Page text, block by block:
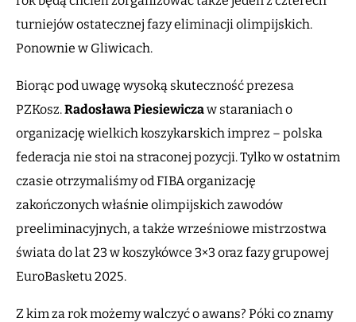
turniejów ostatecznej fazy eliminacji olimpijskich.
Ponownie w Gliwicach.
Biorąc pod uwagę wysoką skuteczność prezesa
PZKosz.Radosława Piesiewiczaw staraniach o
organizację wielkich koszykarskich imprez – polska
federacja nie stoi na straconej pozycji. Tylko w ostatnim
czasie otrzymaliśmy od FIBA organizację
zakończonych właśnie olimpijskich zawodów
preeliminacyjnych, a także wrześniowe mistrzostwa
świata do lat 23 w koszykówce 3×3 oraz fazy grupowej
EuroBasketu 2025.
Z kim za rok możemy walczyć o awans? Póki co znamy